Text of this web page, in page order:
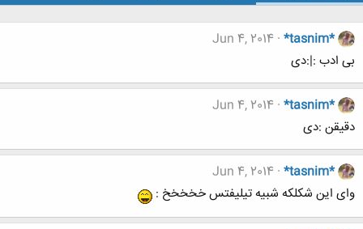
*tasnim*
Jun 4, 2014
بی ادب :|:دی
*tasnim*
Jun 4, 2014
دقیقن :دی
*tasnim*
Jun 4, 2014
وای این شکلکه شبیه تیلیفتس خخخخخ :